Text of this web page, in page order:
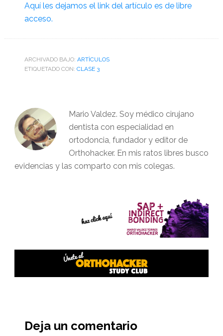
Aquí les dejamos el link del artículo es de libre
acceso.
ARCHIVADO BAJO: ARTÌCULOS
ETIQUETADO CON: CLASE 3
Mario Valdez. Soy médico cirujano
dentista con especialidad en
ortodoncia, fundador y editor de
Orthohacker. En mis ratos libres busco
evidencias y las comparto con mis colegas.
delDeja un comentario